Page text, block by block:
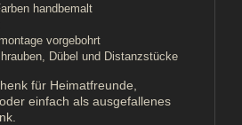
handbemalt
vorgebohrt
Dübel und Distanzstücke
für Heimatfreunde,
oder einfach als ausgefallenes